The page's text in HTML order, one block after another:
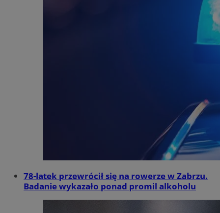
78-latek przewrócił się na rowerze w Zabrzu.
Badanie wykazało ponad promil alkoholu